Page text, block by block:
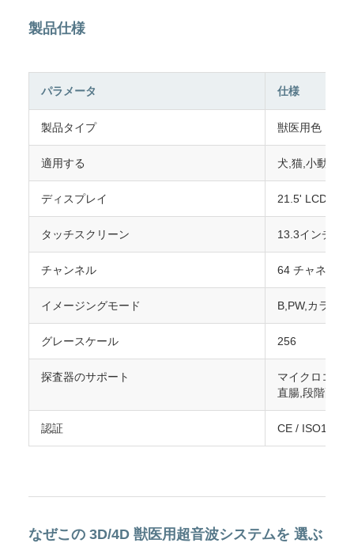
製品仕様
パラメータ 仕様
製品タイプ 獣医用色ドッ
適用する 犬,猫,小動物
ディスプレイ 21.5' LCD
タッチスクリーン 13.3インチ
チャンネル 64 チャネル
イメージングモード B,PW,カラー
グレースケール 256
探査器のサポート
マイクロコン
直腸,段階配列
認証 CE / ISO13485
なぜこの 3D/4D 獣医用超音波システムを 選ぶ